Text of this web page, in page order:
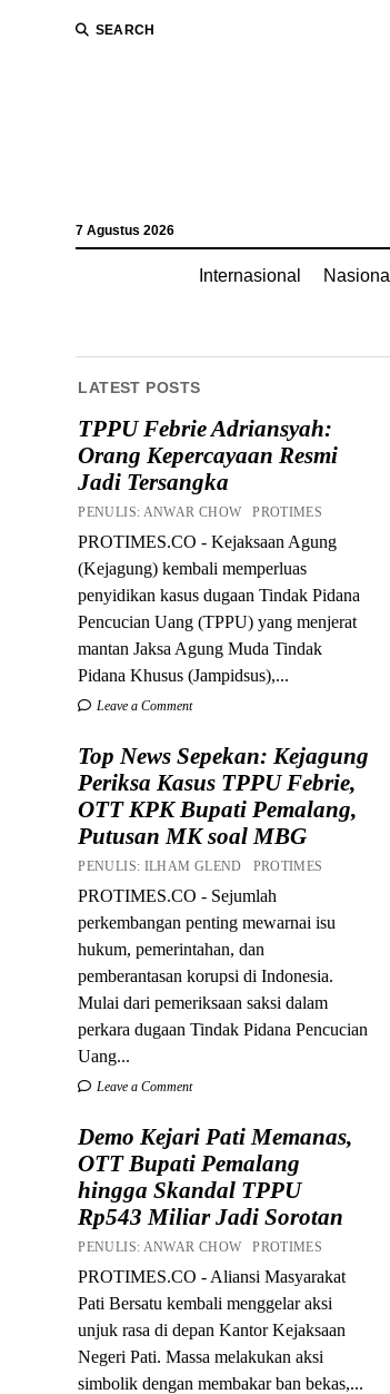
SEARCH
7 Agustus 2026
Internasional Nasional
LATEST POSTS
TPPU Febrie Adriansyah:
Orang Kepercayaan Resmi
Jadi Tersangka
PENULIS: ANWAR CHOW PROTIMES
PROTIMES.CO - Kejaksaan Agung
(Kejagung) kembali memperluas
penyidikan kasus dugaan Tindak Pidana
Pencucian Uang (TPPU) yang menjerat
mantan Jaksa Agung Muda Tindak
Pidana Khusus (Jampidsus),...
Leave a Comment
Top News Sepekan: Kejagung
Periksa Kasus TPPU Febrie,
OTT KPK Bupati Pemalang,
Putusan MK soal MBG
PENULIS: ILHAM GLEND PROTIMES
PROTIMES.CO - Sejumlah
perkembangan penting mewarnai isu
hukum, pemerintahan, dan
pemberantasan korupsi di Indonesia.
Mulai dari pemeriksaan saksi dalam
perkara dugaan Tindak Pidana Pencucian
Uang...
Leave a Comment
Demo Kejari Pati Memanas,
OTT Bupati Pemalang
hingga Skandal TPPU
Rp543 Miliar Jadi Sorotan
PENULIS: ANWAR CHOW PROTIMES
PROTIMES.CO - Aliansi Masyarakat
Pati Bersatu kembali menggelar aksi
unjuk rasa di depan Kantor Kejaksaan
Negeri Pati. Massa melakukan aksi
simbolik dengan membakar ban bekas,...